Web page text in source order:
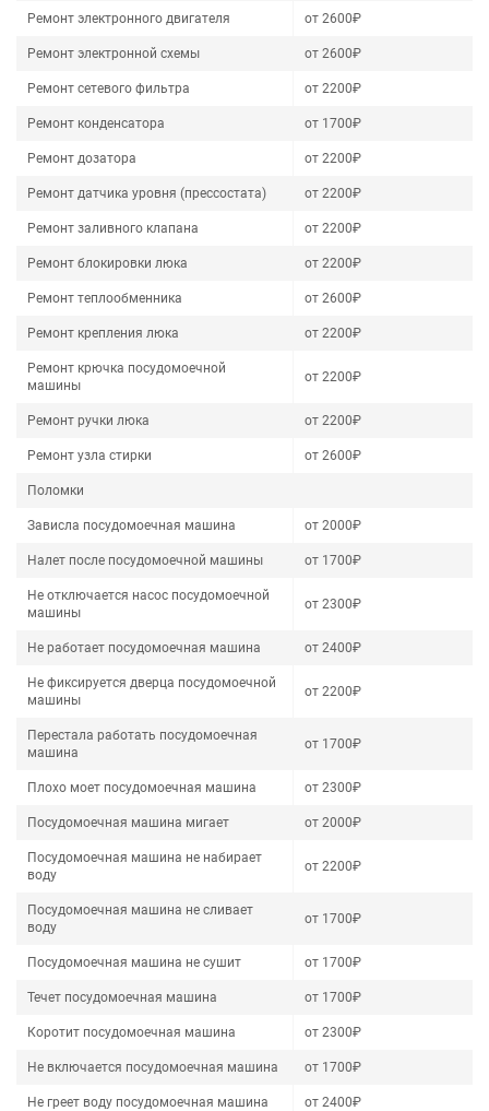
Ремонт электронного двигателя от 2600₽
Ремонт электронной схемы от 2600₽
Ремонт сетевого фильтра от 2200₽
Ремонт конденсатора от 1700₽
Ремонт дозатора от 2200₽
Ремонт датчика уровня (прессостата) от 2200₽
Ремонт заливного клапана от 2200₽
Ремонт блокировки люка от 2200₽
Ремонт теплообменника от 2600₽
Ремонт крепления люка от 2200₽
Ремонт крючка посудомоечной
машины
от 2200₽
Ремонт ручки люка от 2200₽
Ремонт узла стирки от 2600₽
Поломки
Зависла посудомоечная машина от 2000₽
Налет после посудомоечной машины от 1700₽
Не отключается насос посудомоечной
машины
от 2300₽
Не работает посудомоечная машина от 2400₽
Не фиксируется дверца посудомоечной
машины
от 2200₽
Перестала работать посудомоечная
машина
от 1700₽
Плохо моет посудомоечная машина от 2300₽
Посудомоечная машина мигает от 2000₽
Посудомоечная машина не набирает
воду
от 2200₽
Посудомоечная машина не сливает
воду
от 1700₽
Посудомоечная машина не сушит от 1700₽
Течет посудомоечная машина от 1700₽
Коротит посудомоечная машина от 2300₽
Не включается посудомоечная машина от 1700₽
Не греет воду посудомоечная машина от 2400₽